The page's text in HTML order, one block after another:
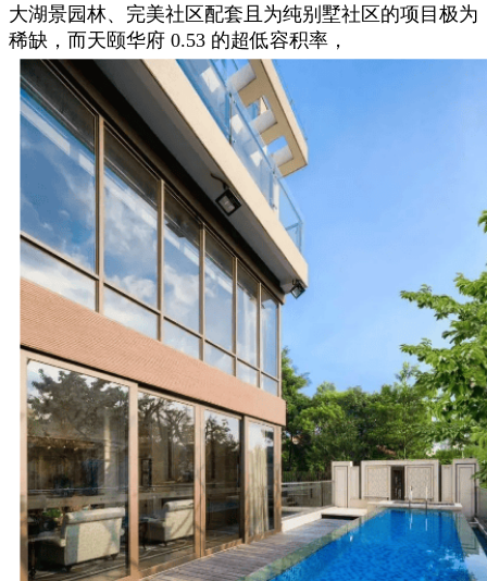
大湖景园林、完美社区配套且为纯别墅社区的项目极为
稀缺，而天颐华府 0.53 的超低容积率，